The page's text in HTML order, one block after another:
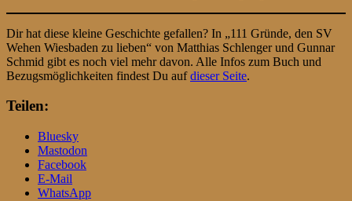
Dir hat diese kleine Geschichte gefallen? In „111 Gründe, den SV
Wehen Wiesbaden zu lieben“ von Matthias Schlenger und Gunnar
Schmid gibt es noch viel mehr davon. Alle Infos zum Buch und
Bezugsmöglichkeiten findest Du aufdieser Seite.
Teilen:
Bluesky
Mastodon
Facebook
E-Mail
WhatsApp